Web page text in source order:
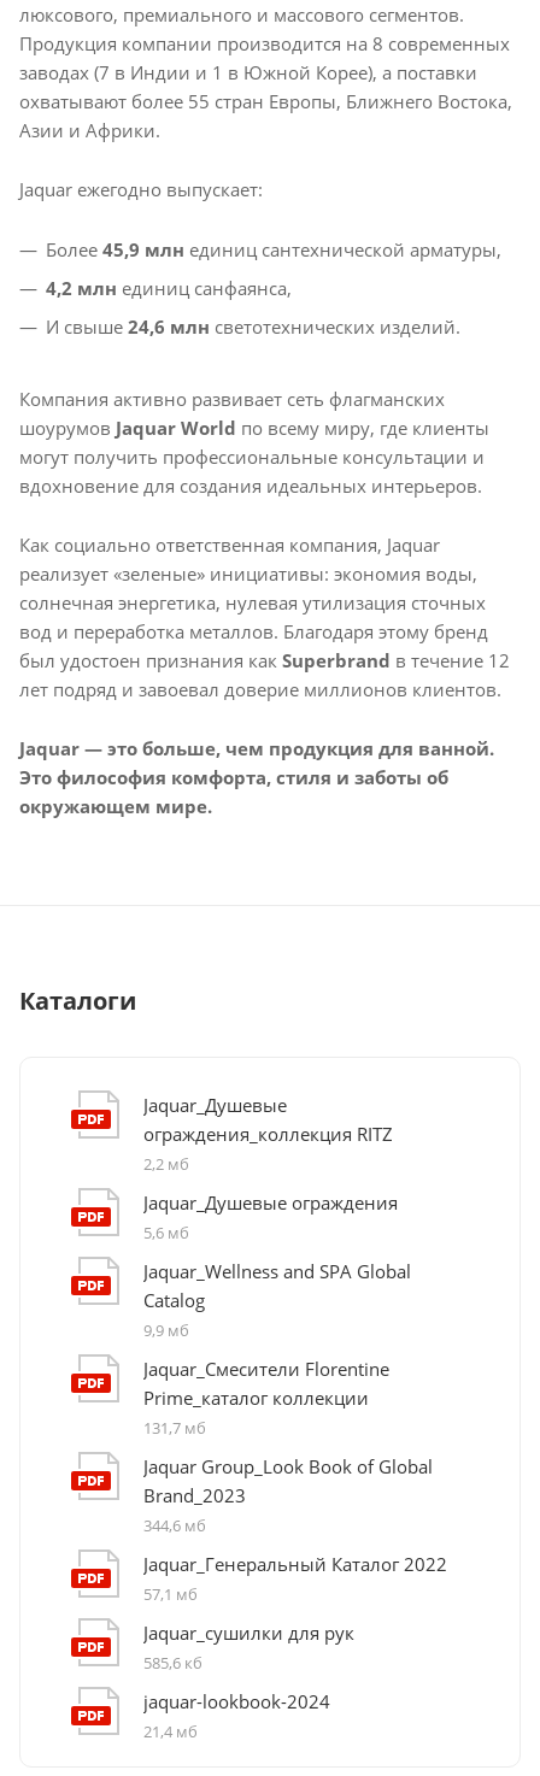
люксового, премиального и массового сегментов.
Продукция компании производится на 8 современных
заводах (7 в Индии и 1 в Южной Корее), а поставки
охватывают более 55 стран Европы, Ближнего Востока,
Азии и Африки.
Jaquar ежегодно выпускает:
Более 45,9 млн единиц сантехнической арматуры,
4,2 млн единиц санфаянса,
И свыше 24,6 млн светотехнических изделий.
Компания активно развивает сеть флагманских
шоурумов Jaquar World по всему миру, где клиенты
могут получить профессиональные консультации и
вдохновение для создания идеальных интерьеров.
Как социально ответственная компания, Jaquar
реализует «зеленые» инициативы: экономия воды,
солнечная энергетика, нулевая утилизация сточных
вод и переработка металлов. Благодаря этому бренд
был удостоен признания как Superbrand в течение 12
лет подряд и завоевал доверие миллионов клиентов.
Jaquar — это больше, чем продукция для ванной.
Это философия комфорта, стиля и заботы об
окружающем мире.
Каталоги
Jaquar_Душевые
ограждения_коллекция RITZ
2,2 мб
Jaquar_Душевые ограждения
5,6 мб
Jaquar_Wellness and SPA Global
Catalog
9,9 мб
Jaquar_Смесители Florentine
Prime_каталог коллекции
131,7 мб
Jaquar Group_Look Book of Global
Brand_2023
344,6 мб
Jaquar_Генеральный Каталог 2022
57,1 мб
Jaquar_сушилки для рук
585,6 кб
jaquar-lookbook-2024
21,4 мб